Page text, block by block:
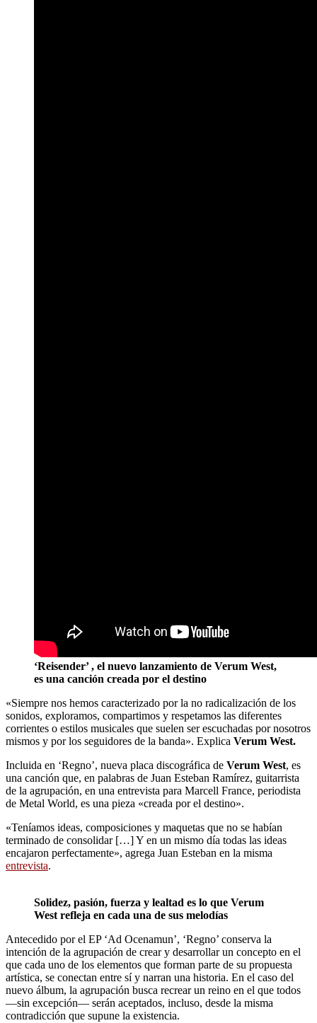
‘Reisender’ , el nuevo lanzamiento de Verum West,
es una canción creada por el destino
«Siempre nos hemos caracterizado por la no radicalización de los
sonidos, exploramos, compartimos y respetamos las diferentes
corrientes o estilos musicales que suelen ser escuchadas por nosotros
mismos y por los seguidores de la banda». Explica Verum West.
Incluida en ‘Regno’, nueva placa discográfica de Verum West, es
una canción que, en palabras de Juan Esteban Ramírez, guitarrista
de la agrupación, en una entrevista para Marcell France, periodista
de Metal World, es una pieza «creada por el destino».
«Teníamos ideas, composiciones y maquetas que no se habían
terminado de consolidar […] Y en un mismo día todas las ideas
encajaron perfectamente», agrega Juan Esteban en la misma
entrevista.
Solidez, pasión, fuerza y lealtad es lo que Verum
West refleja en cada una de sus melodías
Antecedido por el EP ‘Ad Ocenamun’, ‘Regno’ conserva la
intención de la agrupación de crear y desarrollar un concepto en el
que cada uno de los elementos que forman parte de su propuesta
artística, se conectan entre sí y narran una historia. En el caso del
nuevo álbum, la agrupación busca recrear un reino en el que todos
―sin excepción― serán aceptados, incluso, desde la misma
contradicción que supune la existencia.